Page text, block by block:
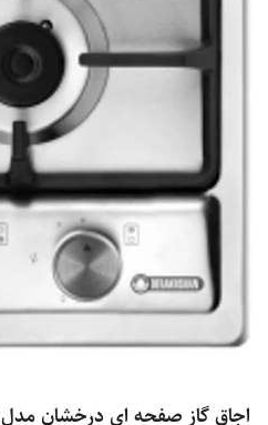
اجاق گاز صفحه ای درخشان مدل G203